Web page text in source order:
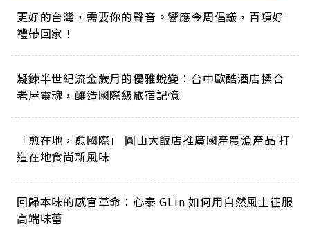
更好的台灣，需要你的聲音。響應今周倡議，百項好
禮帶回家！
凝鍊半世紀流金歲月的優雅蛻變：台中歐酷酒店揉合
老屋靈魂，釀造國際級旅宿記憶
「愈在地，愈國際」 圓山大飯店推廣國產農漁產品 打
造在地食尚新風味
回歸本味的感官革命：心泰 GLin 如何用自然風土征服
高端味蕾